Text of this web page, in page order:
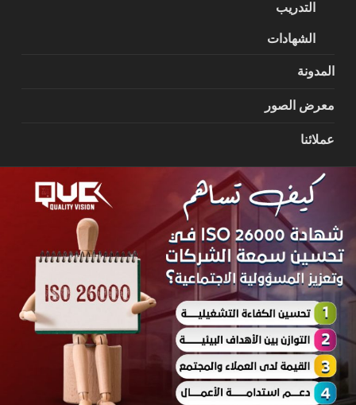
التدريب
الشهادات
المدونة
معرض الصور
عملائنا